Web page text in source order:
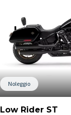
Noleggio
Low Rider ST